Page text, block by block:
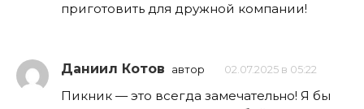
приготовить для дружной компании!
Даниил Котов автор 02.07.2025 в 05:22
Пикник — это всегда замечательно! Я бы